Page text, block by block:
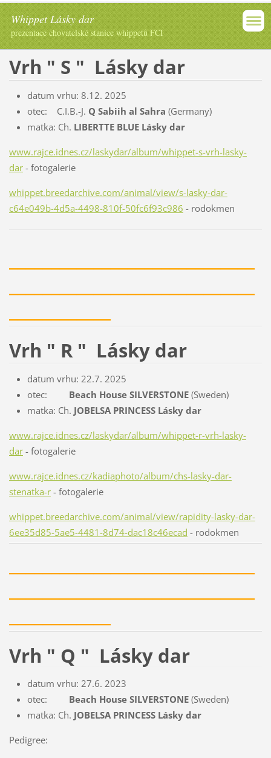
Whippet Lásky dar
prezentace chovatelské stanice whippetů FCI
Vrh " S " Lásky dar
datum vrhu: 8.12. 2025
otec: C.I.B.-J. Q Sabiih al Sahra (Germany)
matka: Ch. LIBERTTE BLUE Lásky dar
www.rajce.idnes.cz/laskydar/album/whippet-s-vrh-lasky-
dar- fotogalerie
whippet.breedarchive.com/animal/view/s-lasky-dar-
c64e049b-4d5a-4498-810f-50fc6f93c986 - rodokmen
Vrh " R " Lásky dar
datum vrhu: 22.7. 2025
otec: Beach House SILVERSTONE(Sweden)
matka: Ch. JOBELSA PRINCESS Lásky dar
www.rajce.idnes.cz/laskydar/album/whippet-r-vrh-lasky-
dar- fotogalerie
www.rajce.idnes.cz/kadiaphoto/album/chs-lasky-dar-
stenatka-r- fotogalerie
whippet.breedarchive.com/animal/view/rapidity-lasky-dar-
6ee35d85-5ae5-4481-8d74-dac18c46ecad - rodokmen
Vrh " Q " Lásky dar
datum vrhu: 27.6. 2023
otec: Beach House SILVERSTONE(Sweden)
matka: Ch. JOBELSA PRINCESS Lásky dar
Pedigree: